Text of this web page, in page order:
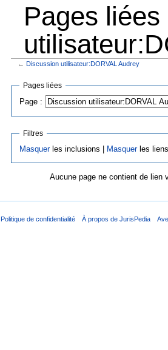
Pages
← Discussion utilisateur:DORVAL Audrey
Pages liées
Page :
Filtres
Masquerles inclusions | Masquerles
Aucune page ne contient de lien
Politique de confidentialité À propos de JurisPedia